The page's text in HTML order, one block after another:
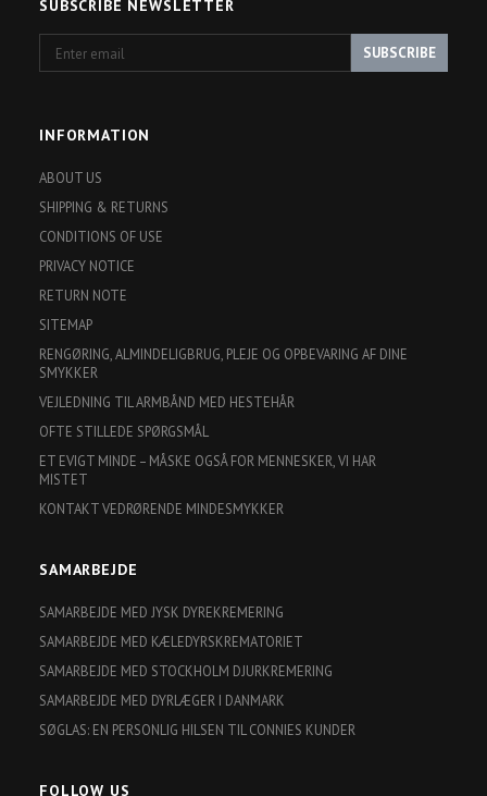
SUBSCRIBE NEWSLETTER
email
SUBSCRIBE
INFORMATION
ABOUT US
SHIPPING & RETURNS
CONDITIONS OF USE
PRIVACY NOTICE
RETURN NOTE
SITEMAP
RENGØRING, ALMINDELIGBRUG, PLEJE OG OPBEVARING AF DINE
SMYKKER
VEJLEDNING TIL ARMBÅND MED HESTEHÅR
OFTE STILLEDE SPØRGSMÅL
ET EVIGT MINDE – MÅSKE OGSÅ FOR MENNESKER, VI HAR
MISTET
KONTAKT VEDRØRENDE MINDESMYKKER
SAMARBEJDE
SAMARBEJDE MED JYSK DYREKREMERING
SAMARBEJDE MED KÆLEDYRSKREMATORIET
SAMARBEJDE MED STOCKHOLM DJURKREMERING
SAMARBEJDE MED DYRLÆGER I DANMARK
SØGLAS: EN PERSONLIG HILSEN TIL CONNIES KUNDER
FOLLOW US